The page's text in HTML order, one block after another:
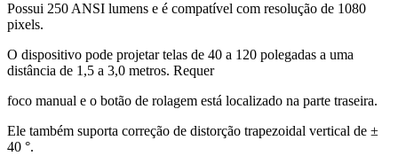
Possui 250 ANSI lumens e é compatível com resolução de 1080
pixels.
O dispositivo pode projetar telas de 40 a 120 polegadas a uma
distância de 1,5 a 3,0 metros. Requer
foco manual e o botão de rolagem está localizado na parte traseira.
Ele também suporta correção de distorção trapezoidal vertical de ±
40 °.